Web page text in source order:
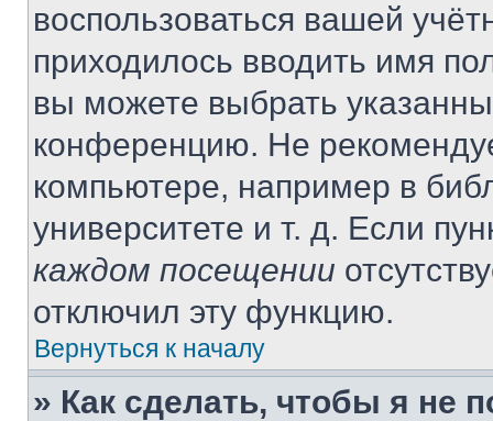
воспользоваться вашей
приходилось вводить имя
вы можете выбрать
конференцию. Не
компьютере, например в
университете и т. д. Если
каждом посещении
отключил эту функцию.
Вернуться к началу
» Как сделать, чтобы я не